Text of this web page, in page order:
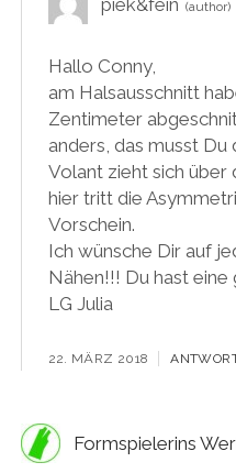
piek&fein
Hallo Conny,
am Halsausschnitt
Zentimeter
anders, das musst Du
Volant zieht sich über
hier tritt die
Vorschein.
Ich wünsche Dir auf
Nähen!!! Du hast
LG Julia
22. MÄRZ 2018
Formspielerins